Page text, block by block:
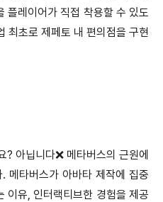
플레이어가 직접 착용할 수 있도
최초로 제페토 내 편의점을 구현
아닙니다❌ 메타버스의 근원에
메타버스가 아바타 제작에 집중
이유, 인터랙티브한 경험을 제공